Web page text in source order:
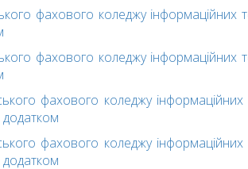
фaxoвого кoлeджу інформаційних
фaxoвого кoлeджу інформаційних
фaxoвого кoлeджу
фaxoвого кoлeджу